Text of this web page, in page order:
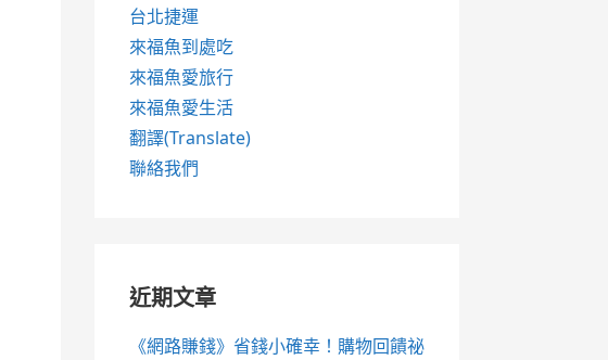
台北捷運
來福魚到處吃
來福魚愛旅行
來福魚愛生活
翻譯(Translate)
聯絡我們
近期文章
《網路賺錢》省錢小確幸！購物回饋祕